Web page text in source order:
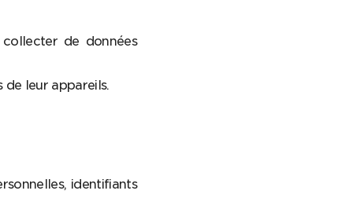
de données
de leur appareils.
identifiants